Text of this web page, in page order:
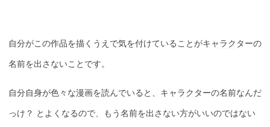
自分がこの作品を描くうえで気を付けていることがキャラク ターの
名前を出さないことです。
自分自身が色々な漫画を読んでいると、キャラク ターの名前なんだ
っけ？ とよくなるので、もう名前を出さない方がいいのではない